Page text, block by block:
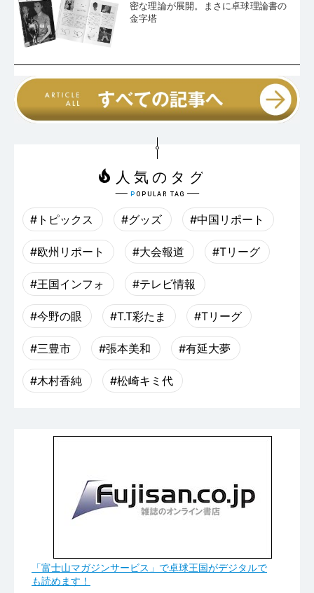
密な理論が展開。まさに卓球理論書の
金字塔
#トピックス #グッズ #中国リポート
#欧州リポート #大会報道 #Tリーグ
#王国インフォ #テレビ情報
#今野の眼 #T.T彩たま #Tリーグ
#三豊市 #張本美和 #有延大夢
#木村香純 #松崎キミ代
「富士山マガジンサービス」で卓球王国がデジタルで
も読めます！